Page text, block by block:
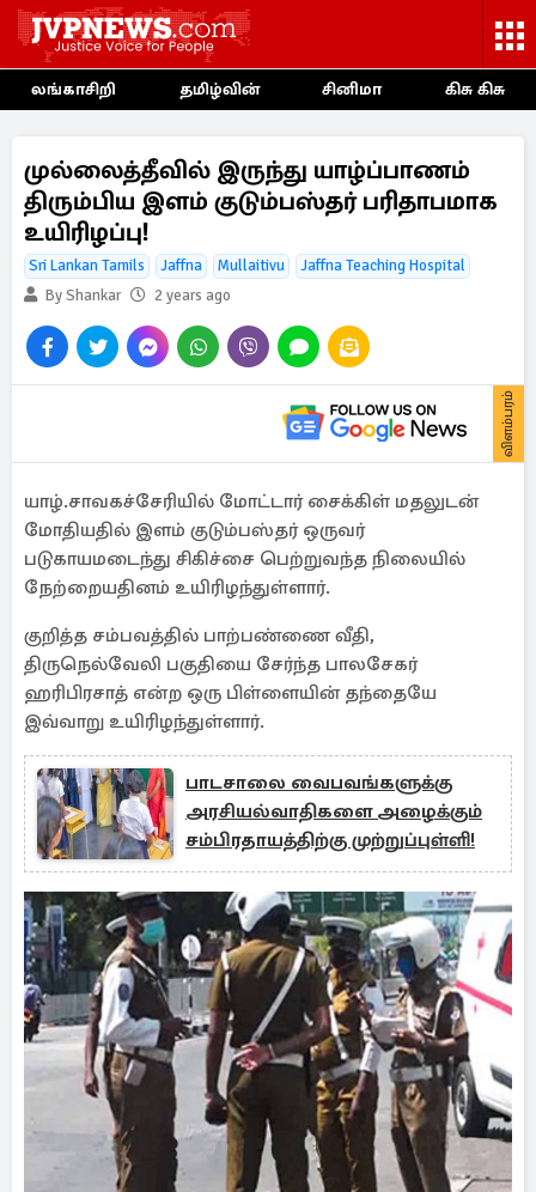
லங்காசிறி தமிழ்வின் சினிமா கிசு கிசு
முல்லைத்தீவில் இருந்து யாழ்ப்பாணம்
திரும்பிய இளம் குடும்பஸ்தர் பரிதாபமாக
உயிரிழப்பு!
Sri Lankan Tamils Jaffna Mullaitivu
Jaffna Teaching Hospital
By Shankar
2 years ago
விளம்பரம்
யாழ்.சாவகச்சேரியில் மோட்டார் சைக்கிள் மதலுடன்
மோதியதில் இளம் குடும்பஸ்தர் ஒருவர்
படுகாயமடைந்து சிகிச்சை பெற்றுவந்த நிலையில்
நேற்றையதினம் உயிரிழந்துள்ளார்.
குறித்த சம்பவத்தில் பாற்பண்ணை வீதி,
திருநெல்வேலி பகுதியை சேர்ந்த பாலசேகர்
ஹரிபிரசாத் என்ற ஒரு பிள்ளையின் தந்தையே
இவ்வாறு உயிரிழந்துள்ளார்.
பாடசாலை வைபவங்களுக்கு
அரசியல்வாதிகளை அழைக்கும்
சம்பிரதாயத்திற்கு முற்றுப்புள்ளி!